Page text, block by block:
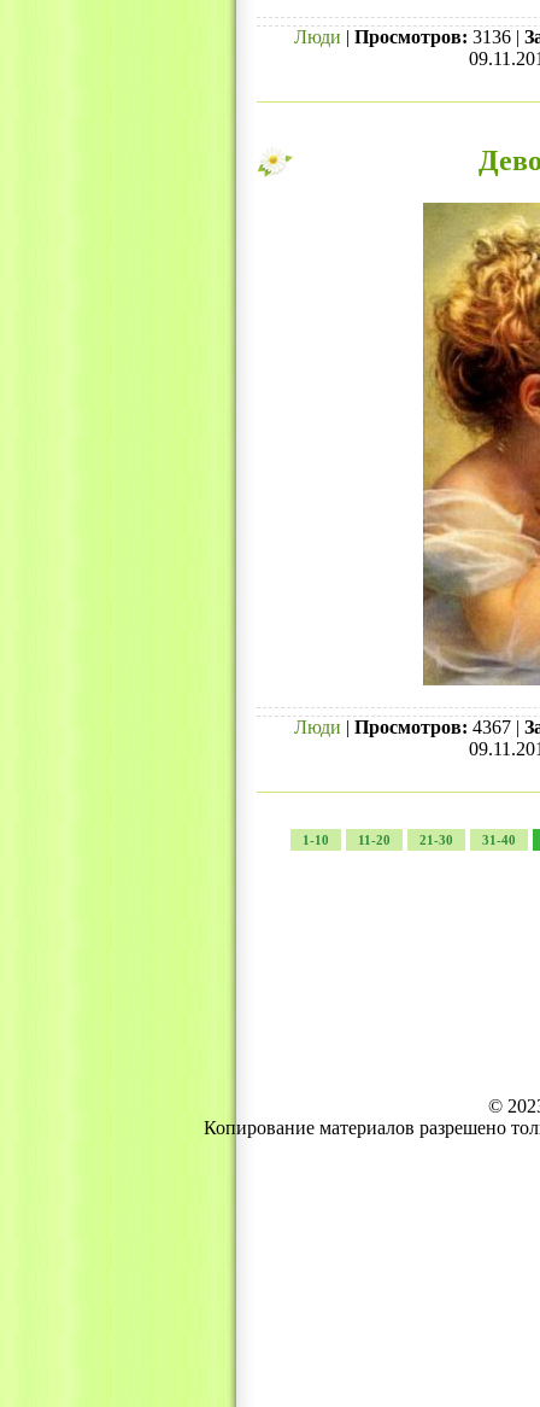
Люди | Просмотров: 3136 |
Люди | Просмотров: 4367 |
1-10 11-20 21-30 31-40
©
Копирование материалов разрешено